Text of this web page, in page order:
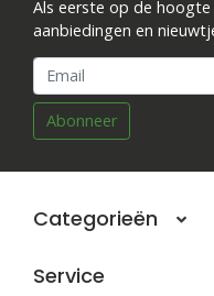
Als eerste op de hoogte
aanbiedingen en
Abonneer
Categorieën
Service